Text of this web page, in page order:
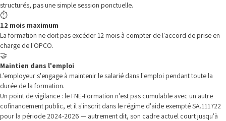
structurés, pas une simple session ponctuelle.
⏱️
12 mois maximum
La formation ne doit pas excéder 12 mois à compter de l'accord de prise en
charge de l'OPCO.
🤝
Maintien dans l'emploi
L'employeur s'engage à maintenir le salarié dans l'emploi pendant toute la
durée de la formation.
Un point de vigilance : le FNE-Formation n'est pas cumulable avec un autre
cofinancement public, et il s'inscrit dans le régime d'aide exempté SA.111722
pour la période 2024-2026 — autrement dit, son cadre actuel court jusqu'à